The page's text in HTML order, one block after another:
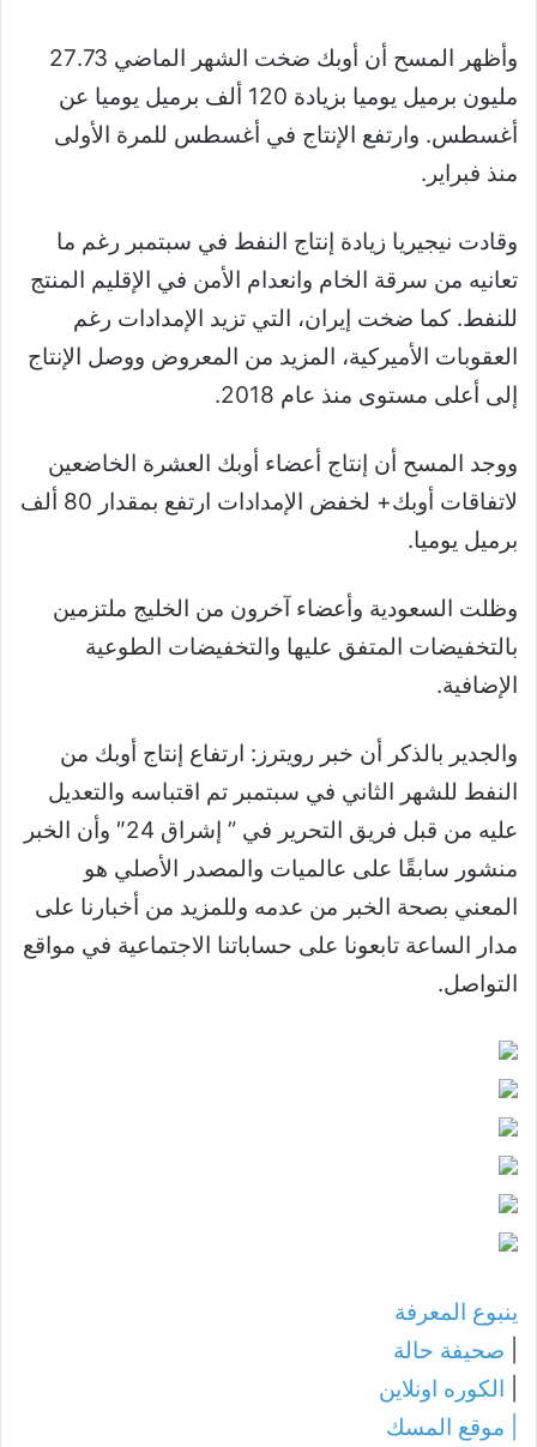
وأظهر المسح أن أوبك ضخت الشهر الماضي 27.73
مليون برميل يوميا بزيادة 120 ألف برميل يوميا عن
أغسطس. وارتفع الإنتاج في أغسطس للمرة الأولى
منذ فبراير.
وقادت نيجيريا زيادة إنتاج النفط في سبتمبر رغم ما
تعانيه من سرقة الخام وانعدام الأمن في الإقليم المنتج
للنفط. كما ضخت إيران، التي تزيد الإمدادات رغم
العقوبات الأميركية، المزيد من المعروض ووصل الإنتاج
إلى أعلى مستوى منذ عام 2018.
ووجد المسح أن إنتاج أعضاء أوبك العشرة الخاضعين
لاتفاقات أوبك+ لخفض الإمدادات ارتفع بمقدار 80 ألف
برميل يوميا.
وظلت السعودية وأعضاء آخرون من الخليج ملتزمين
بالتخفيضات المتفق عليها والتخفيضات الطوعية
الإضافية.
والجدير بالذكر أن خبر رويترز: ارتفاع إنتاج أوبك من
النفط للشهر الثاني في سبتمبر تم اقتباسه والتعديل
عليه من قبل فريق التحرير في ” إشراق 24″ وأن الخبر
منشور سابقًا على عالميات والمصدر الأصلي هو
المعني بصحة الخبر من عدمه وللمزيد من أخبارنا على
مدار الساعة تابعونا على حساباتنا الاجتماعية في مواقع
التواصل.
ينبوع المعرفة
صحيفة حالة
الكوره اونلاين
موقع المسك